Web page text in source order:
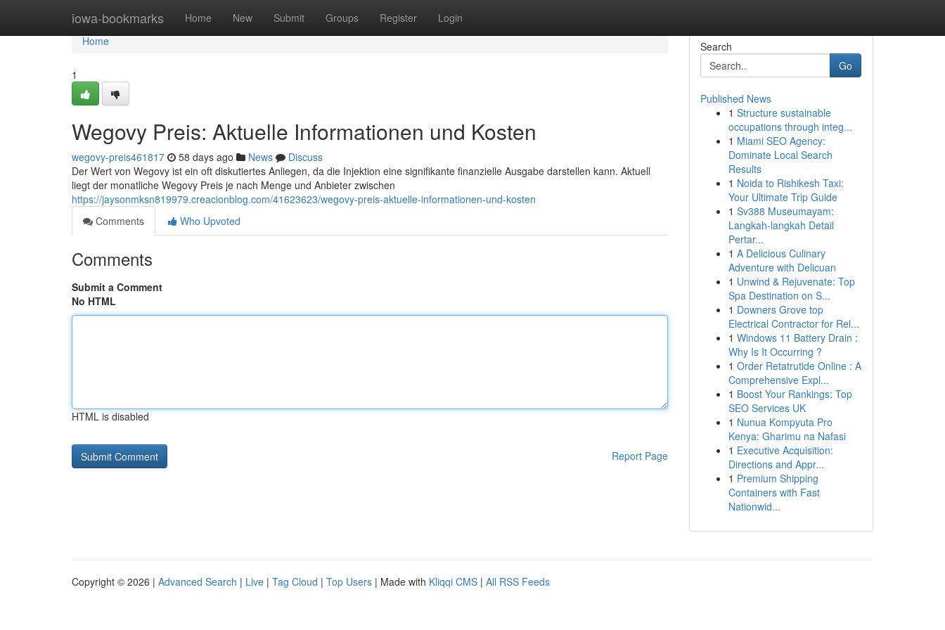
iowa-bookmarks Home New Submit Groups Register Login
Home
Home
1
Wegovy Preis: Aktuelle Informationen und Kosten
wegovy-preis461817 58 days ago News
Discuss
Der Wert von Wegovy ist ein oft diskutiertes Anliegen, da die Injektion eine signifikante finanzielle Ausgabe darstellen kann. Aktuell
liegt der monatliche Wegovy Preis je nach Menge und Anbieter zwischen
https://jaysonmksn819979.creacionblog.com/41623623/wegovy-preis-aktuelle-informationen-und-kosten
Comments
Who Upvoted
Comments
Submit a Comment
No HTML
HTML is disabled
Report Page
Search
Go
Published News
1 Structure sustainable
occupations through integ...
1 Miami SEO Agency:
Dominate Local Search
Results
1 Noida to Rishikesh Taxi:
Your Ultimate Trip Guide
1 Sv388 Museumayam:
Langkah-langkah Detail
Pertar...
1 A Delicious Culinary
Adventure with Delicuan
1 Unwind & Rejuvenate: Top
Spa Destination on S...
1 Downers Grove top
Electrical Contractor for Rel...
1 Windows 11 Battery Drain :
Why Is It Occurring ?
1 Order Retatrutide Online : A
Comprehensive Expl...
1 Boost Your Rankings: Top
SEO Services UK
1 Nunua Kompyuta Pro
Kenya: Gharimu na Nafasi
1 Executive Acquisition:
Directions and Appr...
1 Premium Shipping
Containers with Fast
Nationwid...
Copyright © 2026 | Advanced Search | Live | Tag Cloud | Top Users | Made with Kliqqi CMS | All RSS Feeds